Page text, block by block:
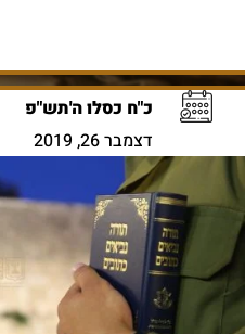
כ"ח כסלו ה'תש"פ
דצמבר 26, 2019